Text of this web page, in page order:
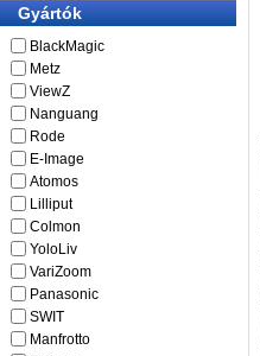
Gyártók
BlackMagic
Metz
ViewZ
Nanguang
Rode
E-Image
Atomos
Lilliput
Colmon
YoloLiv
VariZoom
Panasonic
SWIT
Manfrotto